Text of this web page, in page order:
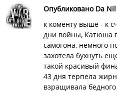
Опубликовано Da
к коменту выше - к
дни войны, Катюша
самогона, немного
захотела бухнуть
такой красивый
43 дня терпела
взращивала